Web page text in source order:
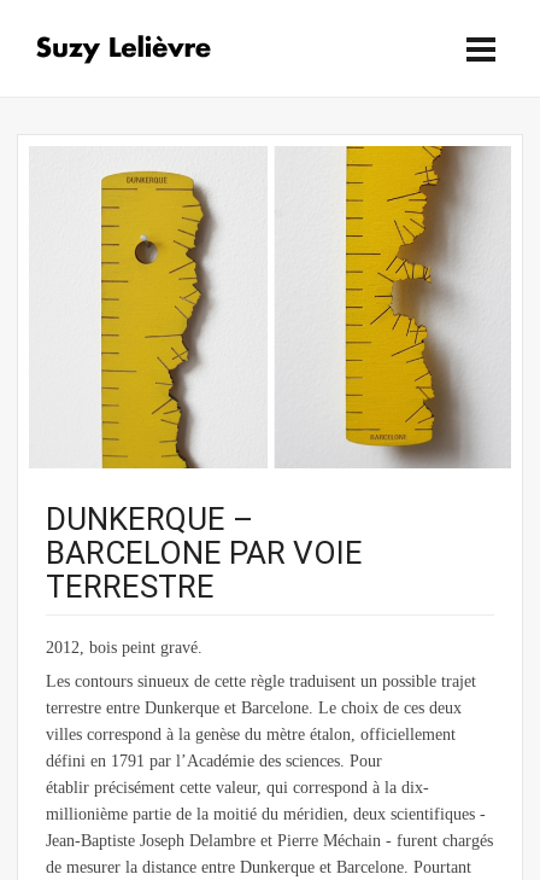
DUNKERQUE –
BARCELONE PAR VOIE
TERRESTRE
2012, bois peint gravé.
Les contours sinueux de cette règle traduisent un possible trajet
terrestre entre Dunkerque et Barcelone. Le choix de ces deux
villes correspond à la genèse du mètre étalon, officiellement
défini en 1791 par l’Académie des sciences. Pour
établir précisément cette valeur, qui correspond à la dix-
millionième partie de la moitié du méridien, deux scientifiques -
Jean-Baptiste Joseph Delambre et Pierre Méchain - furent chargés
de mesurer la distance entre Dunkerque et Barcelone. Pourtant